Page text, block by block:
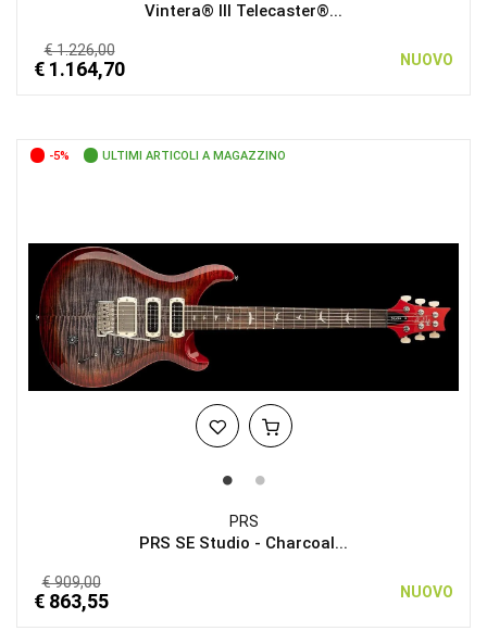
Vintera® III Telecaster®...
€ 1.226,00
€ 1.164,70 NUOVO
-5% ULTIMI ARTICOLI A MAGAZZINO
PRS
PRS SE Studio - Charcoal...
€ 909,00
€ 863,55 NUOVO